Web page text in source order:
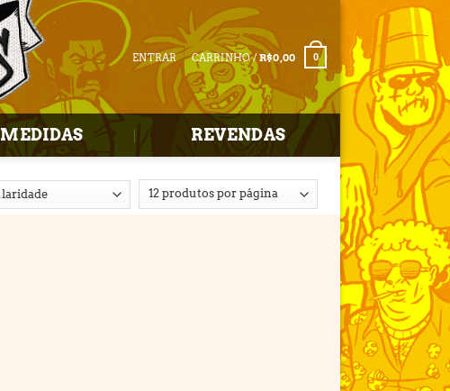
ENTRAR CARRINHO /R$0,00 0
MEDIDAS REVENDAS